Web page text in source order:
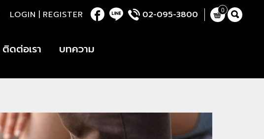
0
02-095-3800
LOGIN | REGISTER
ติดต่อเรา บทความ